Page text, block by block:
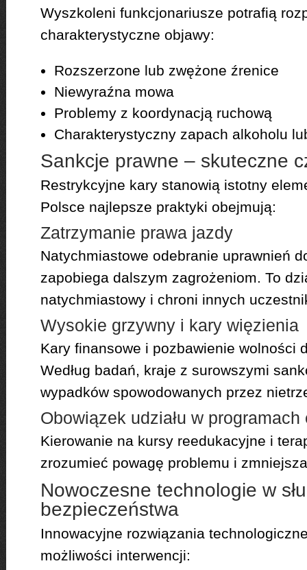
Wyszkoleni funkcjonariusze potrafią
charakterystyczne objawy:
Rozszerzone lub zwężone źrenice
Niewyraźna mowa
Problemy z koordynacją ruchową
Charakterystyczny zapach alkoholu
Sankcje prawne – skuteczne
Restrykcyjne kary stanowią istotny
Polsce najlepsze praktyki obejmują:
Zatrzymanie prawa jazdy
Natychmiastowe odebranie uprawnień
zapobiega dalszym zagrożeniom. To
natychmiastowy i chroni innych
Wysokie grzywny i kary więzienia
Kary finansowe i pozbawienie wolności
Według badań, kraje z surowszymi
wypadków spowodowanych przez
Obowiązek udziału w
Kierowanie na kursy reedukacyjne i
zrozumieć powagę problemu i
Nowoczesne technologie w
bezpieczeństwa
Innowacyjne rozwiązania
możliwości interwencji: